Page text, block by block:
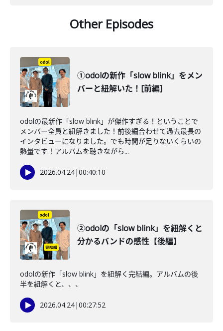
Other Episodes
①odolの新作「slow blink」をメン
バーと紐解いた！[前編]
odolの最新作「slow blink」が傑作すぎる！ということで
メンバー全員と紐解きました！前後編合わせて過去最長の
インタビューになりました。でも時間が足りないくらいの
熱量です！アルバムを聴きながら...
2026.04.24|00:40:10
②odolの「slow blink」を紐解くと
分かるバンドの感性【後編】
odolの新作「slow blink」を紐解く完結編。アルバムの後
半を紐解くと、、、
2026.04.24|00:27:52